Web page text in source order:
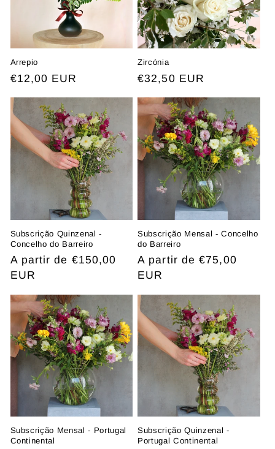
Arrepio
Preço
€12,00 EUR
Zircónia
Preço
€32,50 EUR
Subscrição Quinzenal -
Concelho do Barreiro
Preço
normal
A partir de €150,00
EUR
Subscrição Mensal - Concelho
do Barreiro
Preço
normal
A partir de €75,00
EUR
Subscrição Mensal - Portugal
Continental
Subscrição Quinzenal -
Portugal Continental